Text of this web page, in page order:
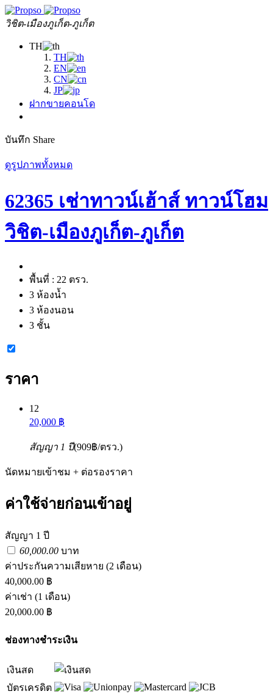
วิชิต-เมืองภูเก็ต-ภูเก็ต
TH
TH
EN
CN
JP
ฝากขายคอนโด
บันทึก Share
ดูรูปภาพทั้งหมด
62365 เช่าทาวน์เฮ้าส์ ทาวน์โฮม
วิชิต-เมืองภูเก็ต-ภูเก็ต
พื้นที่ : 22 ตรว.
3 ห้องน้ำ
3 ห้องนอน
3 ชั้น
ราคา
12
20,000 ฿
สัญญา 1 ปี(909฿/ตรว.)
นัดหมายเข้าชม + ต่อรองราคา
ค่าใช้จ่ายก่อนเข้าอยู่
สัญญา 1 ปี
60,000.00 บาท
ค่าประกันความเสียหาย (2 เดือน)
40,000.00 ฿
ค่าเช่า (1 เดือน)
20,000.00 ฿
ช่องทางชำระเงิน
เงินสด
บัตรเครดิต